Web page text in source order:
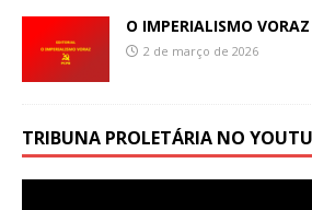
O IMPERIALISMO VORAZ
2 de março de 2026
TRIBUNA PROLETÁRIA NO